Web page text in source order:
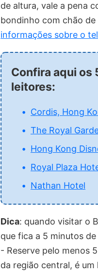
de altura, vale a pena
bondinho com chão de
informações sobre o
Confira aqui os
leitores:
Cordis, Hong
The Royal
Hong Kong
Royal Plaza
Nathan Hotel
Dica: quando visitar o
que fica a 5 minutos
- Reserve pelo menos
da região central, é